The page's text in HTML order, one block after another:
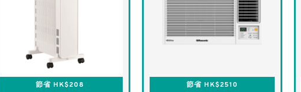
節省 HK$208 節省 HK$2510